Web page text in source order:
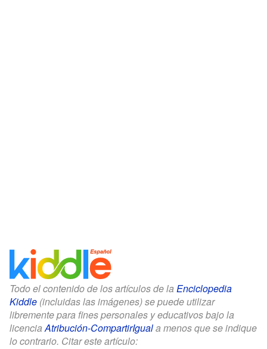
Todo el contenido de los artículos de la Enciclopedia
Kiddle (incluidas las imágenes) se puede utilizar
libremente para fines personales y educativos bajo la
licenciaAtribución-CompartirIguala menos que se indique
lo contrario. Citar este artículo: